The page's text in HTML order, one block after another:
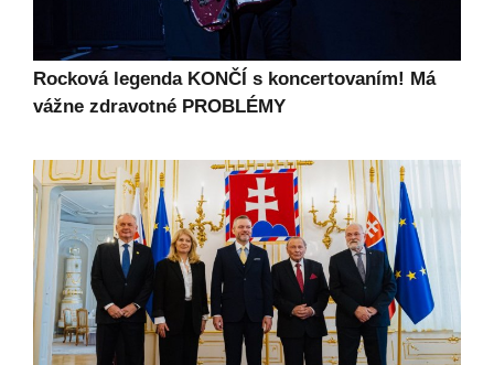
Rocková legenda KONČÍ s koncertovaním! Má
vážne zdravotné PROBLÉMY